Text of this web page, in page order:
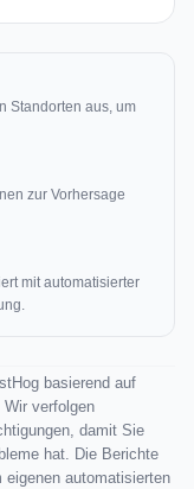
Standorten aus, um
zur Vorhersage
mit automatisierter
basierend auf
Wir verfolgen
damit Sie
hat. Die Berichte
eigenen automatisierten